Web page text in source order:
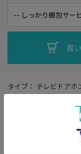
タイプ： テレビドアホ
電源方式(親機)： 電源
電源： モニター機(親
消費電力： ドアホン
最大接続台数： 玄関